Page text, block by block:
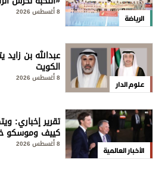
الرياضة
8 أغسطس 2026
علوم الدار
عبدالله بن زايد
الكويت
8 أغسطس 2026
الأخبار العالمية
تقرير إخباري:
كييف وموسكو
8 أغسطس 2026